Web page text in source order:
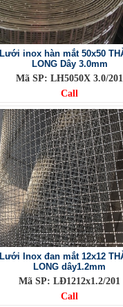
Lưới inox hàn mắt 50x50
LONG Dây 3.0mm
Mã SP: LH5050X 3.0/201
Call
Lưới Inox đan mắt 12x12
LONG dây1.2mm
Mã SP: LĐ1212x1.2/201
Call